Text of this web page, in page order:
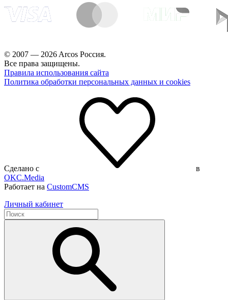
© 2007 — 2026 Arcos Россия.
Все права защищены.
Правила использования сайта
Политика обработки персональных данных и cookies
Сделано с
в
OKC.Media
Работает на CustomCMS
Личный кабинет